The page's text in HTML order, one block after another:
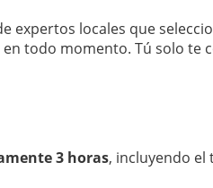
expertos locales que
todo momento. Tú solo
3 horas, incluyendo el